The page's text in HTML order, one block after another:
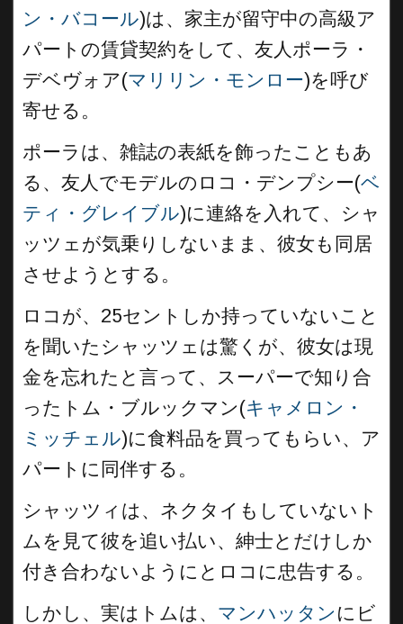
ン・バコール)は、家主が留守中の高級ア
パートの賃貸契約をして、友人ポーラ・
デベヴォア(マリリン・モンロー)を呼び
寄せる。
ポーラは、雑誌の表紙を飾ったこともあ
る、友人でモデルのロコ・デンプシー(ベ
ティ・グレイブル)に連絡を入れて、シャ
ッツェが気乗りしないまま、彼女も同居
させようとする。
ロコが、25セントしか持っていないこと
を聞いたシャッツェは驚くが、彼女は現
金を忘れたと言って、スーパーで知り合
ったトム・ブルックマン(キャメロン・
ミッチェル)に食料品を買ってもらい、ア
パートに同伴する。
シャッツィは、ネクタイもしていないト
ムを見て彼を追い払い、紳士とだけしか
付き合わないようにとロコに忠告する。
しかし、実はトムは、 マンハッタン にビ